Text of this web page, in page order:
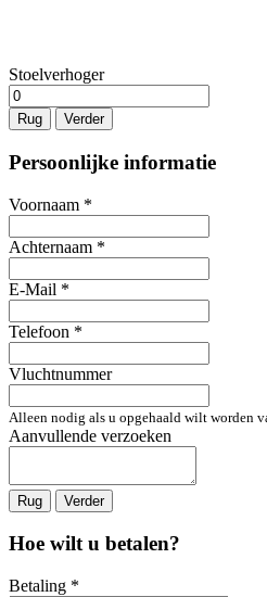
Stoelverhoger
Rug Verder
Persoonlijke informatie
Voornaam *
Achternaam *
E-Mail *
Telefoon *
Vluchtnummer
Alleen nodig als u opgehaald wilt worden
Aanvullende verzoeken
Rug Verder
Hoe wilt u betalen?
Betaling *